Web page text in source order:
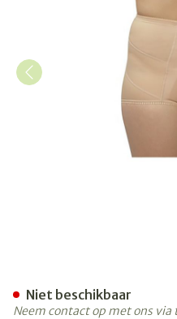
Niet beschikbaar
Neem contact op met ons